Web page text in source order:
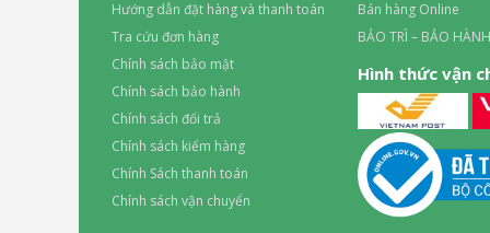
Hướng dẫn đặt hàng và thanh toán
Tra cứu đơn hàng
Chính sách bảo mật
Chính sách bảo hành
Chính sách đổi trả
Chính sách kiểm hàng
Chính Sách thanh toán
Chính sách vận chuyển
Bán hàng Online
BẢO TRÌ – BẢO
Hình thức vận